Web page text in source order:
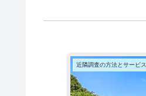
近隣調査の方法とサービス